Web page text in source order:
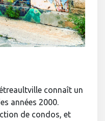
connaît un
années 2000.
de condos, et